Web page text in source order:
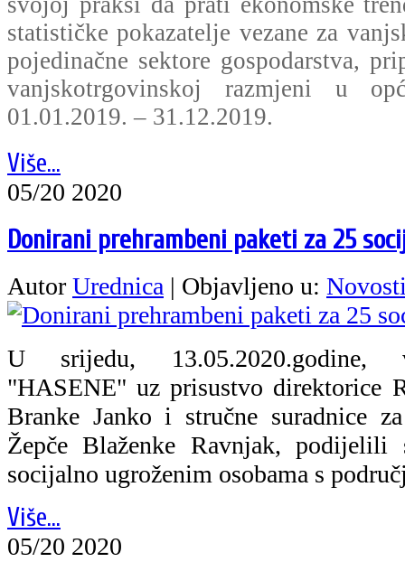
statističke pokazatelje vezane za
pojedinačne sektore gospodarstva,
vanjskotrgovinskoj razmjeni u
01.01.2019. – 31.12.2019.
Više...
05/20 2020
Donirani prehrambeni paketi za 25
Autor Urednica | Objavljeno u:
U srijedu, 13.05.2020.godine,
"HASENE" uz prisustvo direktorice
Branke Janko i stručne suradnice
Žepče Blaženke Ravnjak, podijelili
socijalno ugroženim osobama s
Više...
05/20 2020